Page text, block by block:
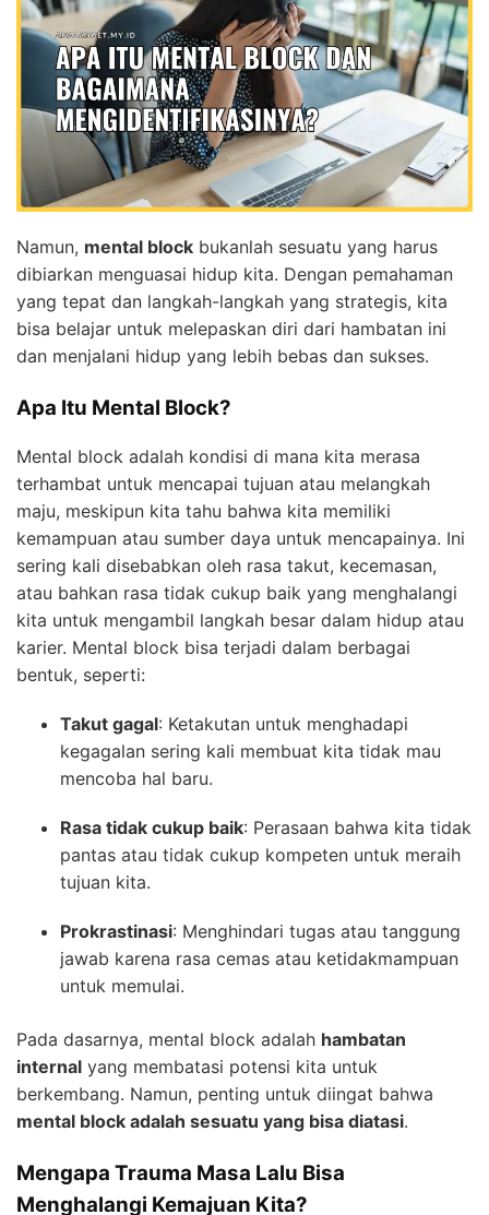
Namun, mental block bukanlah sesuatu yang harus
dibiarkan menguasai hidup kita. Dengan pemahaman
yang tepat dan langkah-langkah yang strategis, kita
bisa belajar untuk melepaskan diri dari hambatan ini
dan menjalani hidup yang lebih bebas dan sukses.
Apa Itu Mental Block?
Mental block adalah kondisi di mana kita merasa
terhambat untuk mencapai tujuan atau melangkah
maju, meskipun kita tahu bahwa kita memiliki
kemampuan atau sumber daya untuk mencapainya. Ini
sering kali disebabkan oleh rasa takut, kecemasan,
atau bahkan rasa tidak cukup baik yang menghalangi
kita untuk mengambil langkah besar dalam hidup atau
karier. Mental block bisa terjadi dalam berbagai
bentuk, seperti:
Takut gagal: Ketakutan untuk menghadapi
kegagalan sering kali membuat kita tidak mau
mencoba hal baru.
Rasa tidak cukup baik: Perasaan bahwa kita tidak
pantas atau tidak cukup kompeten untuk meraih
tujuan kita.
Prokrastinasi: Menghindari tugas atau tanggung
jawab karena rasa cemas atau ketidakmampuan
untuk memulai.
Pada dasarnya, mental block adalah hambatan
internal yang membatasi potensi kita untuk
berkembang. Namun, penting untuk diingat bahwa
mental block adalah sesuatu yang bisa diatasi.
Mengapa Trauma Masa Lalu Bisa
Menghalangi Kemajuan Kita?